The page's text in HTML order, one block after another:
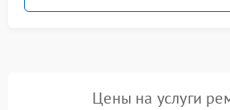
Цены на услуги